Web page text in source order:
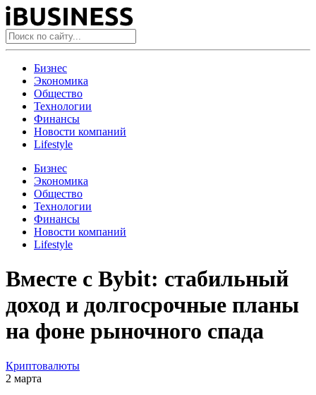
Бизнес
Экономика
Общество
Технологии
Финансы
Новости компаний
Lifestyle
Бизнес
Экономика
Общество
Технологии
Финансы
Новости компаний
Lifestyle
Вместе с Bybit: стабильный
доход и долгосрочные планы
на фоне рыночного спада
Криптовалюты
2 марта